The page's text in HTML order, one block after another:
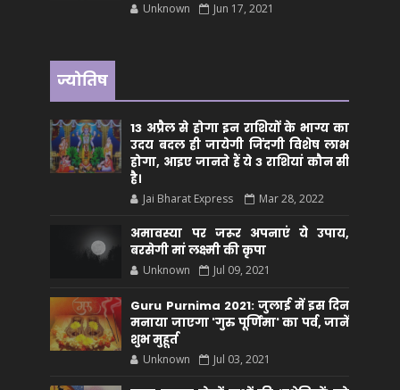
Unknown Jun 17, 2021
ज्योतिष
13 अप्रैल से होगा इन राशियों के भाग्य का
उदय बदल ही जायेगी जिंदगी विशेष लाभ
होगा, आइए जानते हैं ये 3 राशियां कौन सीं
है।
Jai Bharat Express Mar 28, 2022
अमावस्या पर जरूर अपनाएं ये उपाय,
बरसेगी मां लक्ष्मी की कृपा
Unknown Jul 09, 2021
Guru Purnima 2021: जुलाई में इस दिन
मनाया जाएगा 'गुरु पूर्णिमा' का पर्व, जानें
शुभ मुहूर्त
Unknown Jul 03, 2021